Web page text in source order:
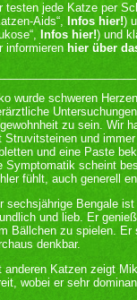
testen jede Katze per
Aids“, Infos hier!)
Infos hier!) und
informieren hier über
wurde schweren
zu sein. Wir
Struvitsteinen und
und eine Paste
Symptomatik scheint
fühlt, auch generell
sechsjährige Bengale
und lieb. Er
Bällchen zu spielen. Er
denkbar.
anderen Katzen zeigt
wobei er sehr